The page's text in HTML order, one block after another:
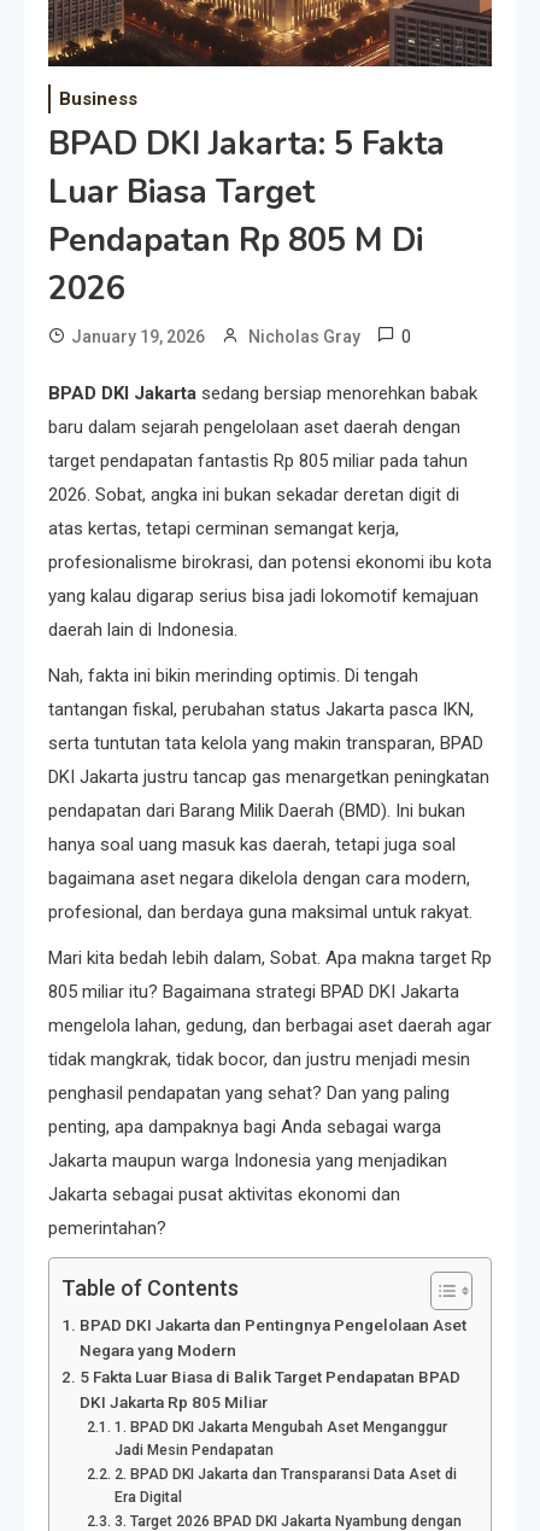
Business
BPAD DKI Jakarta: 5 Fakta
Luar Biasa Target
Pendapatan Rp 805 M Di
2026
January 19, 2026 Nicholas Gray 0
BPAD DKI Jakarta sedang bersiap menorehkan babak
baru dalam sejarah pengelolaan aset daerah dengan
target pendapatan fantastis Rp 805 miliar pada tahun
2026. Sobat, angka ini bukan sekadar deretan digit di
atas kertas, tetapi cerminan semangat kerja,
profesionalisme birokrasi, dan potensi ekonomi ibu kota
yang kalau digarap serius bisa jadi lokomotif kemajuan
daerah lain di Indonesia.
Nah, fakta ini bikin merinding optimis. Di tengah
tantangan fiskal, perubahan status Jakarta pasca IKN,
serta tuntutan tata kelola yang makin transparan, BPAD
DKI Jakarta justru tancap gas menargetkan peningkatan
pendapatan dari Barang Milik Daerah (BMD). Ini bukan
hanya soal uang masuk kas daerah, tetapi juga soal
bagaimana aset negara dikelola dengan cara modern,
profesional, dan berdaya guna maksimal untuk rakyat.
Mari kita bedah lebih dalam, Sobat. Apa makna target Rp
805 miliar itu? Bagaimana strategi BPAD DKI Jakarta
mengelola lahan, gedung, dan berbagai aset daerah agar
tidak mangkrak, tidak bocor, dan justru menjadi mesin
penghasil pendapatan yang sehat? Dan yang paling
penting, apa dampaknya bagi Anda sebagai warga
Jakarta maupun warga Indonesia yang menjadikan
Jakarta sebagai pusat aktivitas ekonomi dan
pemerintahan?
Table of Contents
BPAD DKI Jakarta dan Pentingnya Pengelolaan Aset
Negara yang Modern
5 Fakta Luar Biasa di Balik Target Pendapatan BPAD
DKI Jakarta Rp 805 Miliar
1. BPAD DKI Jakarta Mengubah Aset Menganggur
Jadi Mesin Pendapatan
2. BPAD DKI Jakarta dan Transparansi Data Aset di
Era Digital
3. Target 2026 BPAD DKI Jakarta Nyambung dengan